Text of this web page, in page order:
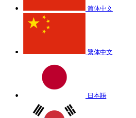
简体中文
繁体中文
日本語